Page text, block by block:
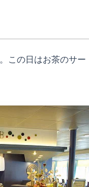
この日はお茶のサー